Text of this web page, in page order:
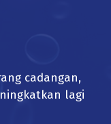
cadangan,
lagi